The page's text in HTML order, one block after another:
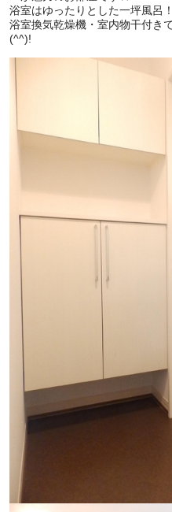
浴室はゆったりとした一坪風呂！
浴室換気乾燥機・室内物干付き
(^^)!